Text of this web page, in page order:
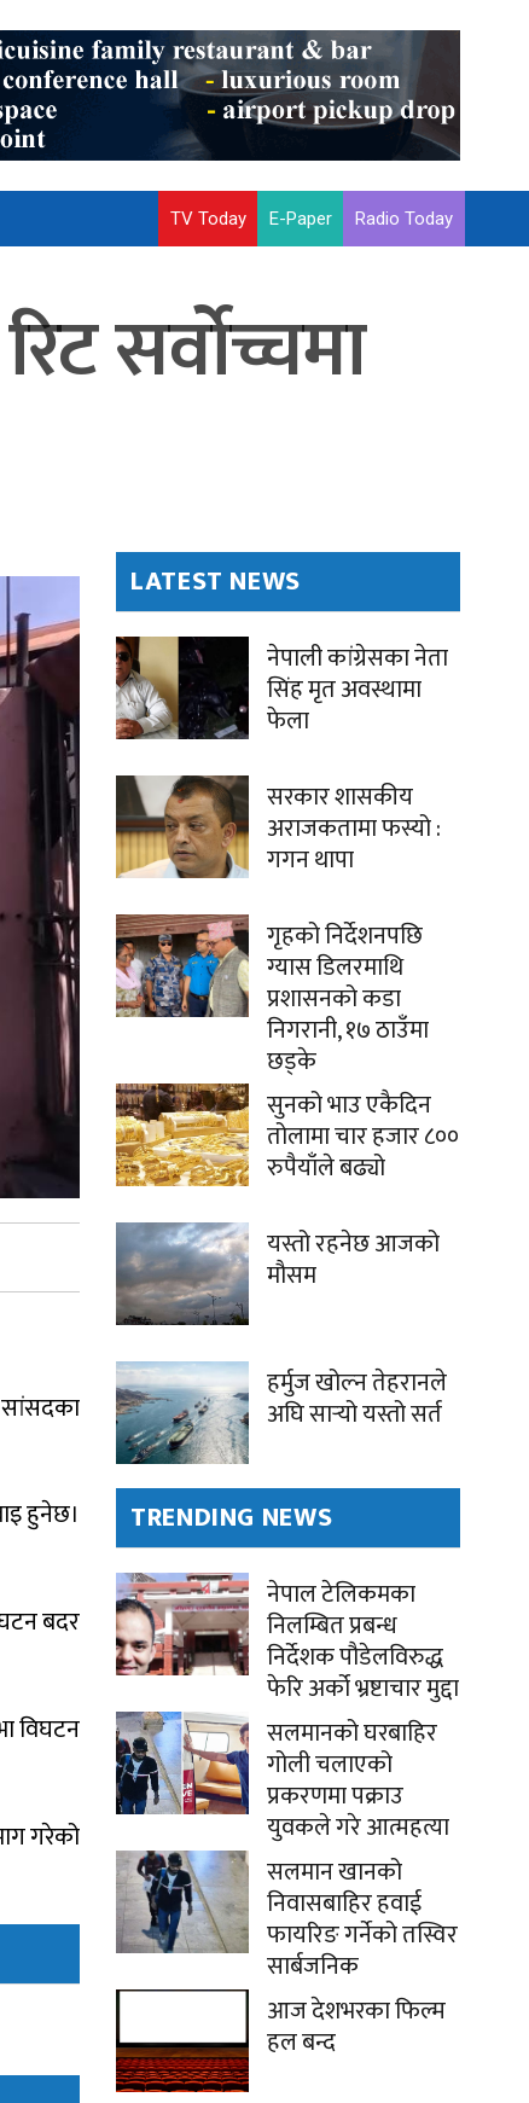
TV Today E-Paper Radio Today
सर्वोच्चमा
हुनेछ।
बदर
विघटन
गरेको
LATEST NEWS
नेपाली कांग्रेसका नेता
सिंह मृत अवस्थामा
फेला
सरकार शासकीय
अराजकतामा फस्यो :
गगन थापा
गृहको निर्देशनपछि
ग्यास डिलरमाथि
प्रशासनको कडा
निगरानी, १७ ठाउँमा
छड्के
सुनको भाउ एकैदिन
तोलामा चार हजार ८००
रुपैयाँले बढ्यो
यस्तो रहनेछ आजको
मौसम
हर्मुज खोल्न तेहरानले
अघि सार्‍यो यस्तो सर्त
TRENDING NEWS
नेपाल टेलिकमका
निलम्बित प्रबन्ध
निर्देशक पौडेलविरुद्ध
फेरि अर्को भ्रष्टाचार मुद्दा
सलमानको घरबाहिर
गोली चलाएको
प्रकरणमा पक्राउ
युवकले गरे आत्महत्या
सलमान खानको
निवासबाहिर हवाई
फायरिङ गर्नेको तस्विर
सार्बजनिक
आज देशभरका फिल्म
हल बन्द